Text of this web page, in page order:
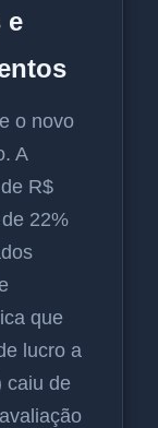
e
o novo
A
R$
22%
que
lucro a
caiu de